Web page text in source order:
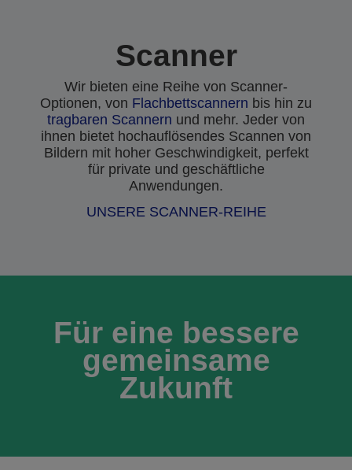
Scanner
Wir bieten eine Reihe von Scanner-
Optionen, von Flachbettscannern bis hin zu
tragbaren Scannern und mehr. Jeder von
ihnen bietet hochauflösendes Scannen von
Bildern mit hoher Geschwindigkeit, perfekt
für private und geschäftliche
Anwendungen.
UNSERE SCANNER-REIHE
Für eine bessere
gemeinsame
Zukunft